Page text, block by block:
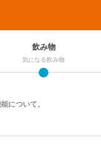
飲み物
気になる飲み物
について。